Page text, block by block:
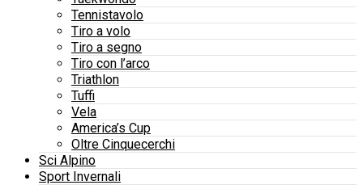
Tennistavolo
Tiro a volo
Tiro a segno
Tiro con l’arco
Triathlon
Tuffi
Vela
America’s Cup
Oltre Cinquecerchi
Sci Alpino
Sport Invernali